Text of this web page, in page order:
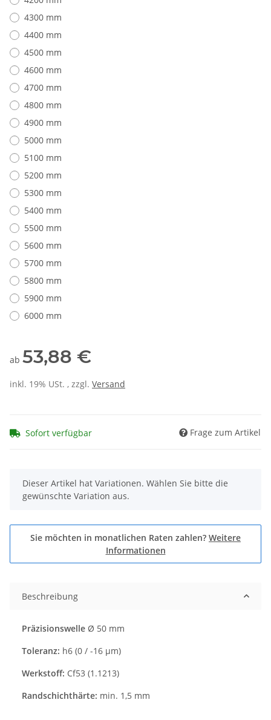
4300 mm
4400 mm
4500 mm
4600 mm
4700 mm
4800 mm
4900 mm
5000 mm
5100 mm
5200 mm
5300 mm
5400 mm
5500 mm
5600 mm
5700 mm
5800 mm
5900 mm
6000 mm
ab 53,88 €
inkl. 19% USt. , zzgl. Versand
Sofort verfügbar Frage zum Artikel
x
Dieser Artikel hat Variationen. Wählen Sie bitte die
gewünschte Variation aus.
Sie möchten in monatlichen Raten zahlen? Weitere
Informationen
Beschreibung
Präzisionswelle Ø 50 mm
Toleranz: h6 (0 / -16 µm)
Werkstoff: Cf53 (1.1213)
Randschichthärte: min. 1,5 mm